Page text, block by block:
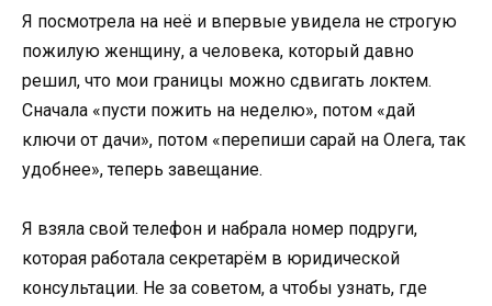
Я посмотрела на неё и впервые увидела не строгую
пожилую женщину, а человека, который давно
решил, что мои границы можно сдвигать локтем.
Сначала «пусти пожить на неделю», потом «дай
ключи от дачи», потом «перепиши сарай на Олега, так
удобнее», теперь завещание.
Я взяла свой телефон и набрала номер подруги,
которая работала секретарём в юридической
консультации. Не за советом, а чтобы узнать, где